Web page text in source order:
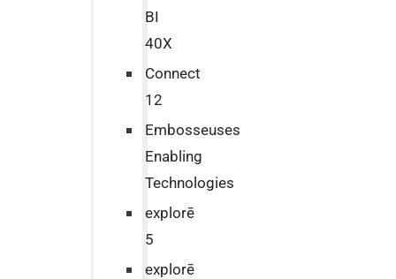
BI
40X
Connect
12
Embosseuses
Enabling
Technologies
explorē
5
explorē